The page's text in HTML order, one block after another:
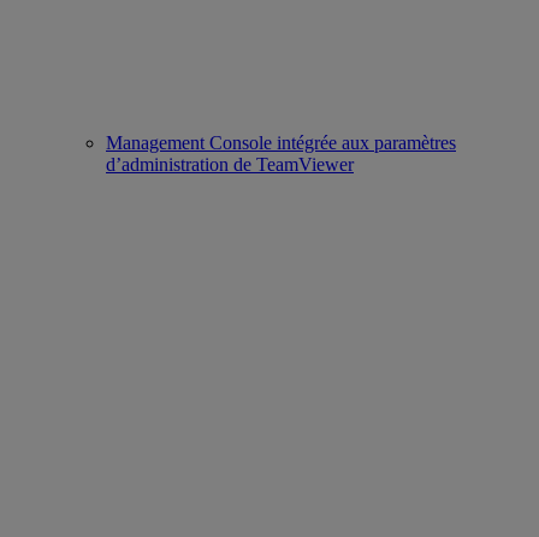
Management Console intégrée aux paramètres
d’administration de TeamViewer